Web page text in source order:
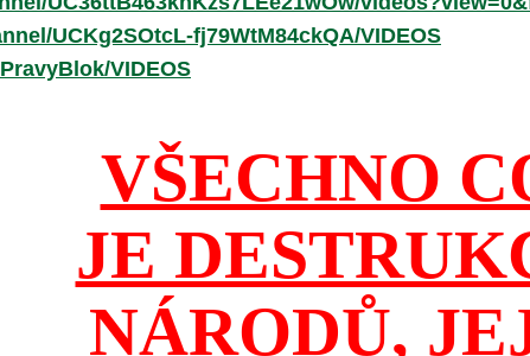
UCKg2SOtcL-fj79WtM84ckQA/VIDEOS
VIDEOS
VŠECHNO
JE
NÁRODŮ,